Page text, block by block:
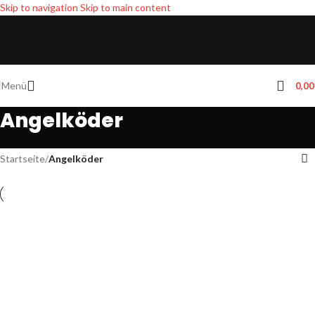
Skip to navigation Skip to main content
Menü
Angelköder
Startseite/Angelköder